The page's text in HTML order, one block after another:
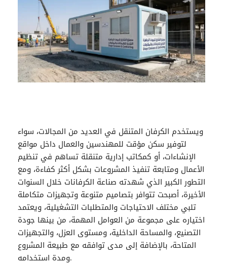
ويستخدم الكرفان المتنقل في العديد من المجالات، سواء
لتوفير سكن مؤقت للمهندسين والعمال داخل مواقع
الإنشاءات، أو كمكاتب إدارية متنقلة تساهم في تنظيم
الأعمال ومتابعة تنفيذ المشروعات بشكل أكثر كفاءة، ومع
التطور الكبير الذي شهدته صناعة الكرفانات خلال السنوات
الأخيرة، أصبحت تتوافر بتصاميم متنوعة وتجهيزات متكاملة
تلبي مختلف الاحتياجات والمتطلبات التشغيلية، ويعتمد
اختياره على مجموعة من العوامل المهمة، من بينها جودة
التصنيع، والمساحة الداخلية، ومستوى العزل، والتجهيزات
المتاحة، بالإضافة إلى مدى توافقه مع طبيعة المشروع
ومدة استخدامه.